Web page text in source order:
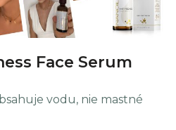
Face Serum
vodu, nie mastné